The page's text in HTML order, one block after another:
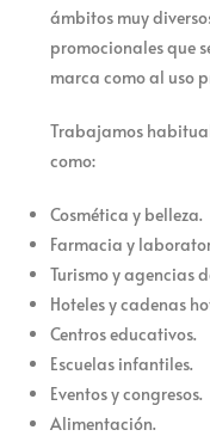
ámbitos muy
promocionales que
marca como al uso
Trabajamos
como:
Cosmética y belleza.
Farmacia y
Turismo y agencias
Hoteles y cadenas
Centros educativos.
Escuelas infantiles.
Eventos y congresos.
Alimentación.